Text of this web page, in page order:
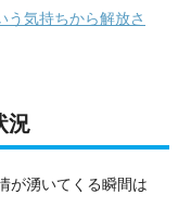
う気持ちから解放さ
況
が湧いてくる瞬間は